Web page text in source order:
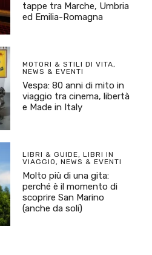
tappe tra Marche, Umbria
ed Emilia-Romagna
MOTORI & STILI DI VITA,
NEWS & EVENTI
Vespa: 80 anni di mito in
viaggio tra cinema, libertà
e Made in Italy
LIBRI & GUIDE, LIBRI IN
VIAGGIO, NEWS & EVENTI
Molto più di una gita:
perché è il momento di
scoprire San Marino
(anche da soli)